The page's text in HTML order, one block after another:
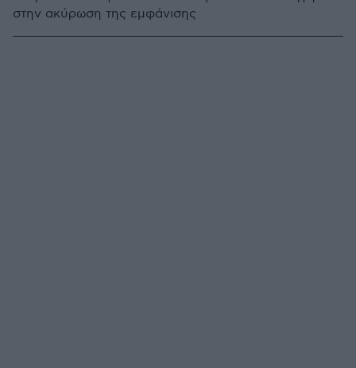
στην ακύρωση της εμφάνισης